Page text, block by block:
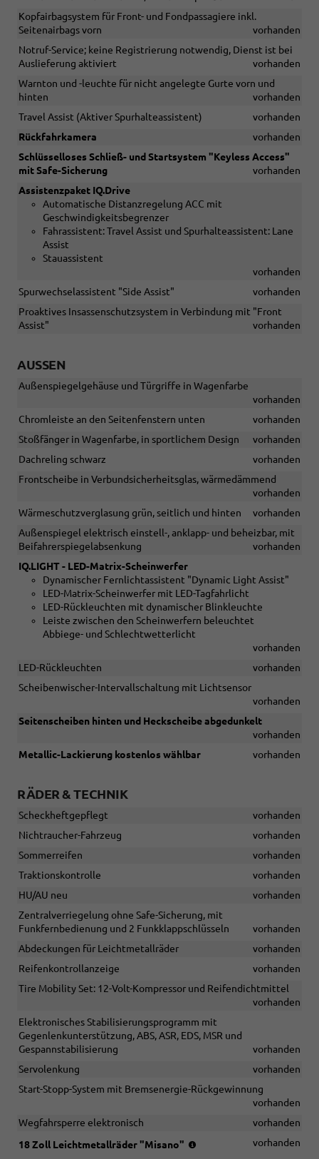
Kopfairbagsystem für Front- und Fondpassagiere inkl.
Seitenairbags vorn
vorhanden
Notruf-Service; keine Registrierung notwendig, Dienst ist bei
Auslieferung aktiviert
vorhanden
Warnton und -leuchte für nicht angelegte Gurte vorn und
hinten
vorhanden
Travel Assist (Aktiver Spurhalteassistent)
vorhanden
Rückfahrkamera
vorhanden
Schlüsselloses Schließ- und Startsystem "Keyless Access"
mit Safe-Sicherung
vorhanden
Assistenzpaket IQ.Drive
Automatische Distanzregelung ACC mit
Geschwindigkeitsbegrenzer
Fahrassistent: Travel Assist und Spurhalteassistent: Lane
Assist
Stauassistent
vorhanden
Spurwechselassistent "Side Assist"
vorhanden
Proaktives Insassenschutzsystem in Verbindung mit "Front
Assist"
vorhanden
AUSSEN
Außenspiegelgehäuse und Türgriffe in Wagenfarbe
vorhanden
Chromleiste an den Seitenfenstern unten
vorhanden
Stoßfänger in Wagenfarbe, in sportlichem Design
vorhanden
Dachreling schwarz
vorhanden
Frontscheibe in Verbundsicherheitsglas, wärmedämmend
vorhanden
Wärmeschutzverglasung grün, seitlich und hinten
vorhanden
Außenspiegel elektrisch einstell-, anklapp- und beheizbar, mit
Beifahrerspiegelabsenkung
vorhanden
IQ.LIGHT - LED-Matrix-Scheinwerfer
Dynamischer Fernlichtassistent "Dynamic Light Assist"
LED-Matrix-Scheinwerfer mit LED-Tagfahrlicht
LED-Rückleuchten mit dynamischer Blinkleuchte
Leiste zwischen den Scheinwerfern beleuchtet
Abbiege- und Schlechtwetterlicht
vorhanden
LED-Rückleuchten
vorhanden
Scheibenwischer-Intervallschaltung mit Lichtsensor
vorhanden
Seitenscheiben hinten und Heckscheibe abgedunkelt
vorhanden
Metallic-Lackierung kostenlos wählbar
vorhanden
RÄDER & TECHNIK
Scheckheftgepflegt
vorhanden
Nichtraucher-Fahrzeug
vorhanden
Sommerreifen
vorhanden
Traktionskontrolle
vorhanden
HU/AU neu
vorhanden
Zentralverriegelung ohne Safe-Sicherung, mit
Funkfernbedienung und 2 Funkklappschlüsseln
vorhanden
Abdeckungen für Leichtmetallräder
vorhanden
Reifenkontrollanzeige
vorhanden
Tire Mobility Set: 12-Volt-Kompressor und Reifendichtmittel
vorhanden
Elektronisches Stabilisierungsprogramm mit
Gegenlenkunterstützung, ABS, ASR, EDS, MSR und
Gespannstabilisierung
vorhanden
Servolenkung
vorhanden
Start-Stopp-System mit Bremsenergie-Rückgewinnung
vorhanden
Wegfahrsperre elektronisch
vorhanden
18 Zoll Leichtmetallräder "Misano"
vorhanden